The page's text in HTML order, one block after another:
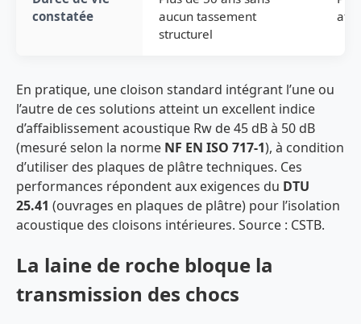
constatée
aucun tassement
structurel
En pratique, une cloison standard intégrant l’une ou
l’autre de ces solutions atteint un excellent indice
d’affaiblissement acoustique Rw de 45 dB à 50 dB
(mesuré selon la norme NF EN ISO 717-1), à condition
d’utiliser des plaques de plâtre techniques. Ces
performances répondent aux exigences du DTU
25.41 (ouvrages en plaques de plâtre) pour l’isolation
acoustique des cloisons intérieures. Source : CSTB.
La laine de roche bloque la
transmission des chocs